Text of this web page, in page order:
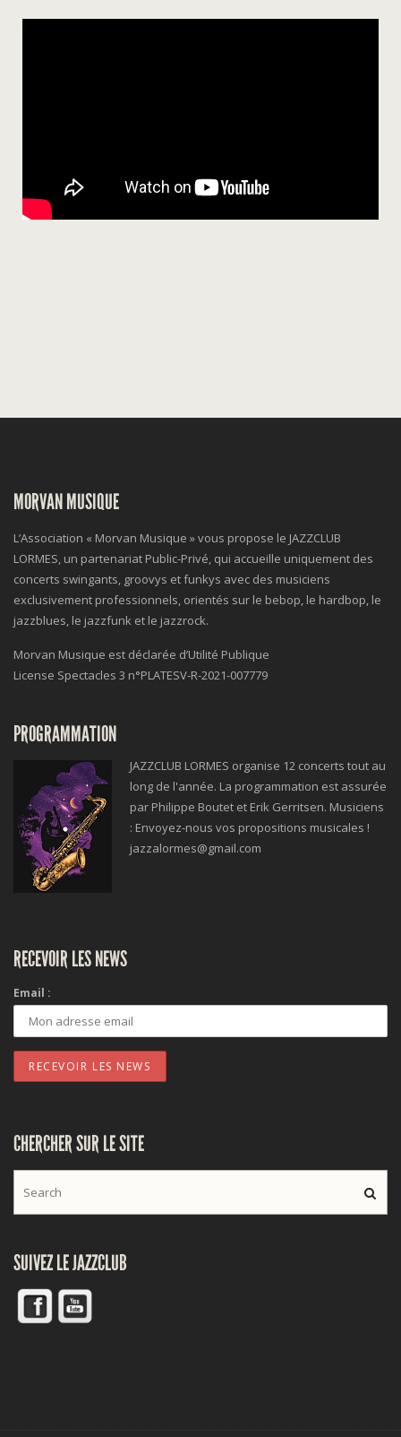
MORVAN MUSIQUE
L’Association « Morvan Musique » vous propose le JAZZCLUB
LORMES, un partenariat Public-Privé, qui accueille uniquement des
concerts swingants, groovys et funkys avec des musiciens
exclusivement professionnels, orientés sur le bebop, le hardbop, le
jazzblues, le jazzfunk et le jazzrock.
Morvan Musique est déclarée d’Utilité Publique
License Spectacles 3 n°PLATESV-R-2021-007779
PROGRAMMATION
JAZZCLUB LORMES organise 12 concerts tout au
long de l'année. La programmation est assurée
par Philippe Boutet et Erik Gerritsen. Musiciens
: Envoyez-nous vos propositions musicales !
jazzalormes@gmail.com
RECEVOIR LES NEWS
Email :
CHERCHER SUR LE SITE
SUIVEZ LE JAZZCLUB